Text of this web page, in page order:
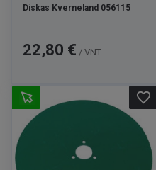
Diskas Kverneland 056115
Kaina
22,80 € / VNT
favorite_border